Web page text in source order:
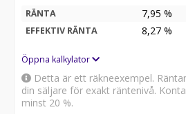
RÄNTA 7,95 %
EFFEKTIV RÄNTA 8,27 %
Öppna kalkylator
Detta är ett räkneexempel.
din säljare för exakt räntenivå.
minst 20 %.